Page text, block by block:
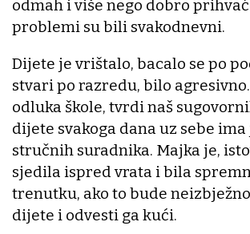
odmah i više nego dobro
problemi su bili svakodnevni.
Dijete je vrištalo, bacalo se po
stvari po razredu, bilo
odluka škole, tvrdi naš
dijete svakoga dana uz sebe
stručnih suradnika. Majka je,
sjedila ispred vrata i bila
trenutku, ako to bude
dijete i odvesti ga kući.